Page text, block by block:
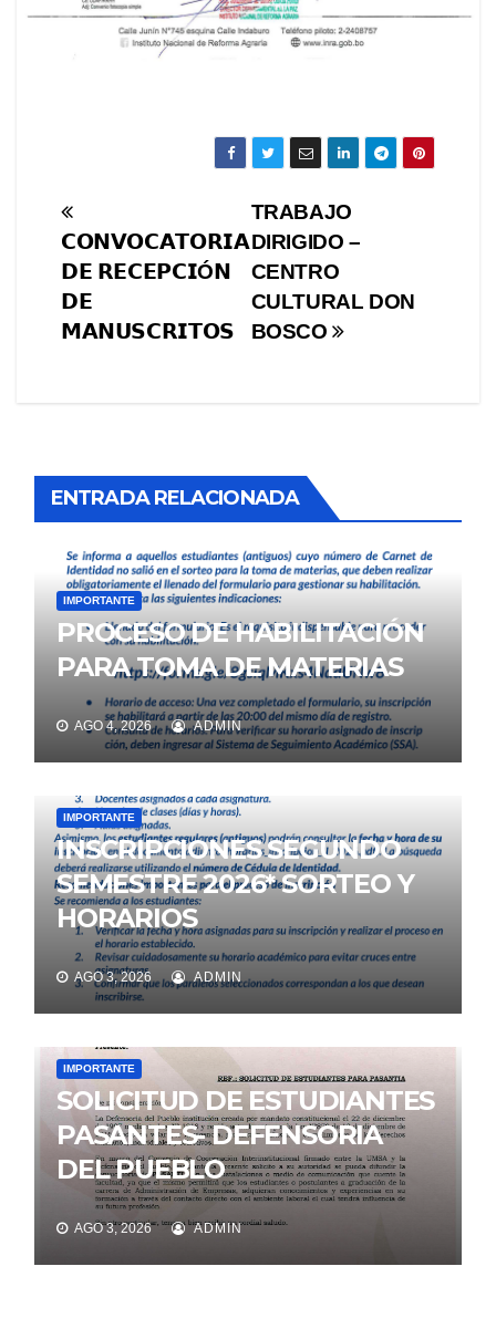
Navegación
de
entradas
TRABAJO
DIRIGIDO –
CENTRO
CULTURAL DON
BOSCO
𝗖𝗢𝗡𝗩𝗢𝗖𝗔𝗧𝗢𝗥𝗜𝗔
𝗗𝗘 𝗥𝗘𝗖𝗘𝗣𝗖𝗜Ó𝗡
𝗗𝗘
𝗠𝗔𝗡𝗨𝗦𝗖𝗥𝗜𝗧𝗢𝗦
ENTRADA RELACIONADA
IMPORTANTE
PROCESO DE HABILITACIÓN
PARA TOMA DE MATERIAS
AGO 4, 2026 ADMIN
IMPORTANTE
INSCRIPCIONES SEGUNDO
SEMESTRE 2026* SORTEO Y
HORARIOS
AGO 3, 2026 ADMIN
IMPORTANTE
SOLICITUD DE ESTUDIANTES
PASANTES- DEFENSORIA
DEL PUEBLO
AGO 3, 2026 ADMIN